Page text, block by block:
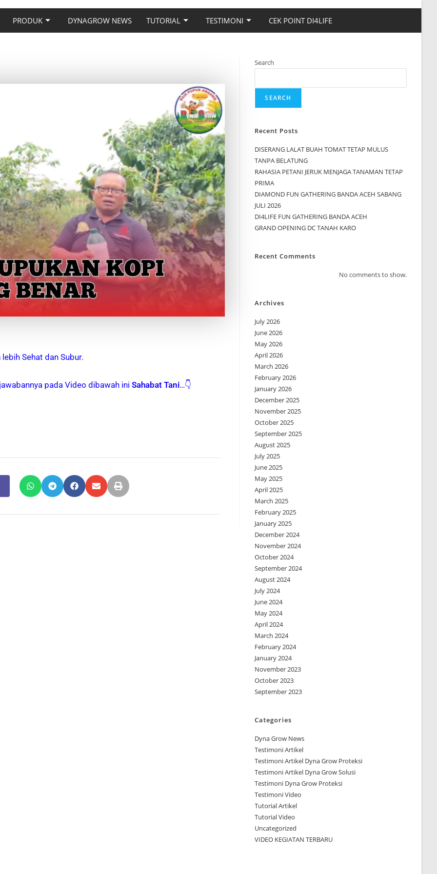
PRODUK DYNAGROW NEWS TUTORIAL TESTIMONI CEK POINT DI4LIFE
Sehat dan Subur.
pada Video dibawah ini Sahabat Tani…👇
Search
SEARCH
Recent Posts
DISERANG LALAT BUAH TOMAT TETAP MULUS
TANPA BELATUNG
RAHASIA PETANI JERUK MENJAGA TANAMAN TETAP
PRIMA
DIAMOND FUN GATHERING BANDA ACEH SABANG
JULI 2026
DI4LIFE FUN GATHERING BANDA ACEH
GRAND OPENING DC TANAH KARO
Recent Comments
No comments to show.
Archives
July 2026
June 2026
May 2026
April 2026
March 2026
February 2026
January 2026
December 2025
November 2025
October 2025
September 2025
August 2025
July 2025
June 2025
May 2025
April 2025
March 2025
February 2025
January 2025
December 2024
November 2024
October 2024
September 2024
August 2024
July 2024
June 2024
May 2024
April 2024
March 2024
February 2024
January 2024
November 2023
October 2023
September 2023
Categories
Dyna Grow News
Testimoni Artikel
Testimoni Artikel Dyna Grow Proteksi
Testimoni Artikel Dyna Grow Solusi
Testimoni Dyna Grow Proteksi
Testimoni Video
Tutorial Artikel
Tutorial Video
Uncategorized
VIDEO KEGIATAN TERBARU